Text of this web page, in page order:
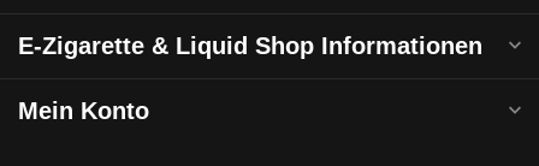
E-Zigarette & Liquid Shop Informationen
Mein Konto